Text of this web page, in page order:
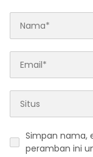
Simpan nama,
peramban ini